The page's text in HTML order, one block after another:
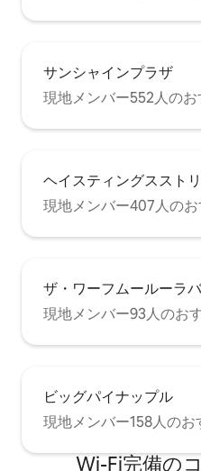
サンシャインプラザ
現地メンバー552人のお
ヘイスティングススト
現地メンバー407人の
ザ・ワーフムールーラバ
現地メンバー93人のお
ビッグパイナップル
現地メンバー158人のお
Wi-Fi完備の